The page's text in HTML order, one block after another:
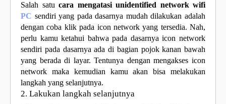
Salah satu cara mengatasi unidentified network wifi
PC sendiri yang pada dasarnya mudah dilakukan adalah
dengan coba klik pada icon network yang tersedia. Nah,
perlu kamu ketahui bahwa pada dasarnya icon network
sendiri pada dasarnya ada di bagian pojok kanan bawah
yang berada di layar. Tentunya dengan mengakses icon
network maka kemudian kamu akan bisa melakukan
langkah yang selanjutnya.
2. Lakukan langkah selanjutnya